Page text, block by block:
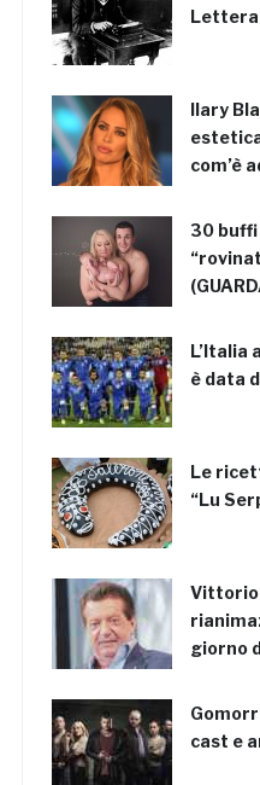
Ilary
com’è
30 buffi
L’Italia
è data
Le
“Lu
Vittorio
giorno
cast e